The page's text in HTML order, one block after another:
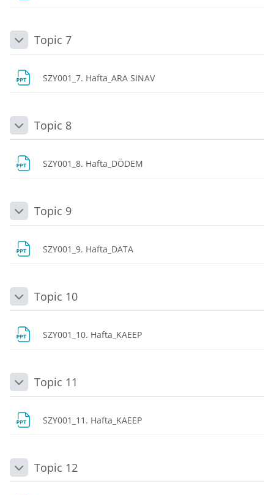
DaraltTopic 7
SZY001_7. Hafta_ARA SINAV
DaraltTopic 8
SZY001_8. Hafta_DÖDEM
DaraltTopic 9
SZY001_9. Hafta_DATA
DaraltTopic 10
SZY001_10. Hafta_KAEEP
DaraltTopic 11
SZY001_11. Hafta_KAEEP
DaraltTopic 12